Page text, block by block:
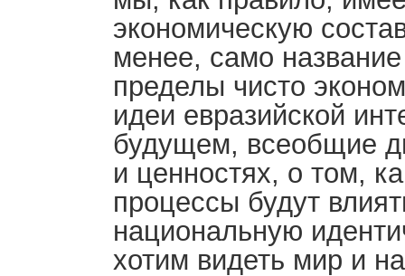
экономическую
менее, само
пределы чисто
идеи евразийской
будущем, всеобщие
и ценностях, о том,
процессы будут
национальную
хотим видеть мир и